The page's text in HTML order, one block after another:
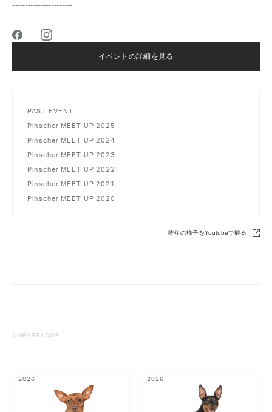
-----------------------
イベントの詳細を見る
PAST EVENT
Pinscher MEET UP 2025
Pinscher MEET UP 2024
Pinscher MEET UP 2023
Pinscher MEET UP 2022
Pinscher MEET UP 2021
Pinscher MEET UP 2020
昨年の様子をYoutubeで観る
AMBASSADOR
2026 2026